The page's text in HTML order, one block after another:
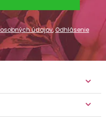
osobných údajov,Odhlásenie